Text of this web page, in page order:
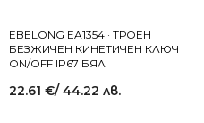
EBELONG EA1354 · ТРОЕН
БЕЗЖИЧЕН КИНЕТИЧЕН КЛЮЧ
ON/OFF IP67 БЯЛ
22.61 €/ 44.22 лв.